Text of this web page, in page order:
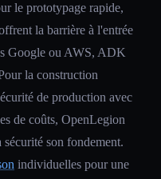
le prototypage rapide,
la barrière à l'entrée
Google ou AWS, ADK
la construction
de production avec
de coûts, OpenLegion
son fondement.
individuelles pour une